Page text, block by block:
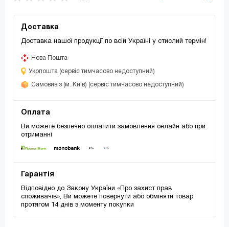
Доставка
Доставка нашої продукції по всій Україні у стислий термін!
Нова Пошта
Укрпошта (сервіс тимчасово недоступний)
Самовивіз (м. Київ) (сервіс тимчасово недоступний)
Оплата
Ви можете безпечно оплатити замовлення онлайн або при
отриманні
Гарантія
Відповідно до Закону України «Про захист прав
споживачів», Ви можете повернути або обміняти товар
протягом 14 днів з моменту покупки